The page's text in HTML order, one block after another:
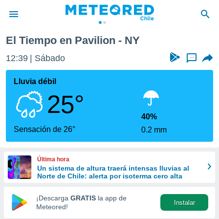
de
por
se
calidad.
a este
las
y
forma
digital
basada
El Tiempo en Pavilion - NY
12:39 Sábado ...
Lluvia débil
25°
Sensación de 26°
40%
0.2 mm
Última hora
Un sistema de altura traerá intensas lluvias al
Norte de Chile: alerta por isoterma cero alta
¡Descarga GRATIS la app de
Meteored!
Instalar